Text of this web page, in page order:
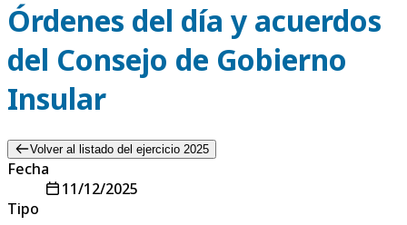
Órdenes del día y acuerdos
del Consejo de Gobierno
Insular
Volver al listado del ejercicio 2025
Fecha
11/12/2025
Tipo